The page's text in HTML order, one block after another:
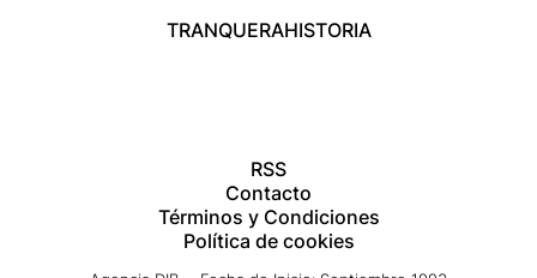
TRANQUERAHISTORIA
RSS
Contacto
Términos y Condiciones
Política de cookies